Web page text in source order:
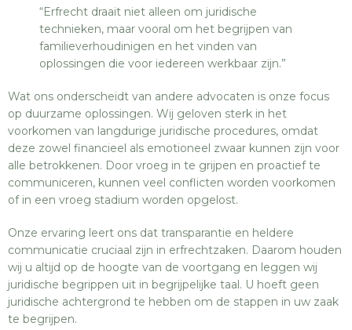
“Erfrecht draait niet alleen om juridische
technieken, maar vooral om het begrijpen van
familieverhoudinigen en het vinden van
oplossingen die voor iedereen werkbaar zijn.”
Wat ons onderscheidt van andere advocaten is onze focus
op duurzame oplossingen. Wij geloven sterk in het
voorkomen van langdurige juridische procedures, omdat
deze zowel financieel als emotioneel zwaar kunnen zijn voor
alle betrokkenen. Door vroeg in te grijpen en proactief te
communiceren, kunnen veel conflicten worden voorkomen
of in een vroeg stadium worden opgelost.
Onze ervaring leert ons dat transparantie en heldere
communicatie cruciaal zijn in erfrechtzaken. Daarom houden
wij u altijd op de hoogte van de voortgang en leggen wij
juridische begrippen uit in begrijpelijke taal. U hoeft geen
juridische achtergrond te hebben om de stappen in uw zaak
te begrijpen.